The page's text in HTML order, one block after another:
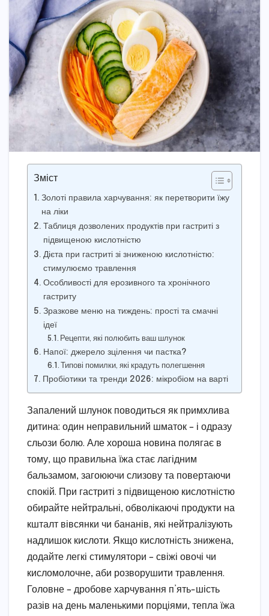
Зміст
Золоті правила харчування: як перетворити їжу
на ліки
Таблиця дозволених продуктів при гастриті з
підвищеною кислотністю
Дієта при гастриті зі зниженою кислотністю:
стимулюємо травлення
Особливості для ерозивного та хронічного
гастриту
Зразкове меню на тиждень: прості та смачні
ідеї
Рецепти, які полюбить ваш шлунок
Напої: джерело зцілення чи пастка?
Типові помилки, які крадуть полегшення
Пробіотики та тренди 2026: мікробіом на варті
Запалений шлунок поводиться як примхлива
дитина: один неправильний шматок – і одразу
сльози болю. Але хороша новина полягає в
тому, що правильна їжа стає лагідним
бальзамом, загоюючи слизову та повертаючи
спокій. При гастриті з підвищеною кислотністю
обирайте нейтральні, обволікаючі продукти на
кшталт вівсянки чи бананів, які нейтралізують
надлишок кислоти. Якщо кислотність знижена,
додайте легкі стимулятори – свіжі овочі чи
кисломолочне, аби розворушити травлення.
Головне – дробове харчування п’ять-шість
разів на день маленькими порціями, тепла їжа